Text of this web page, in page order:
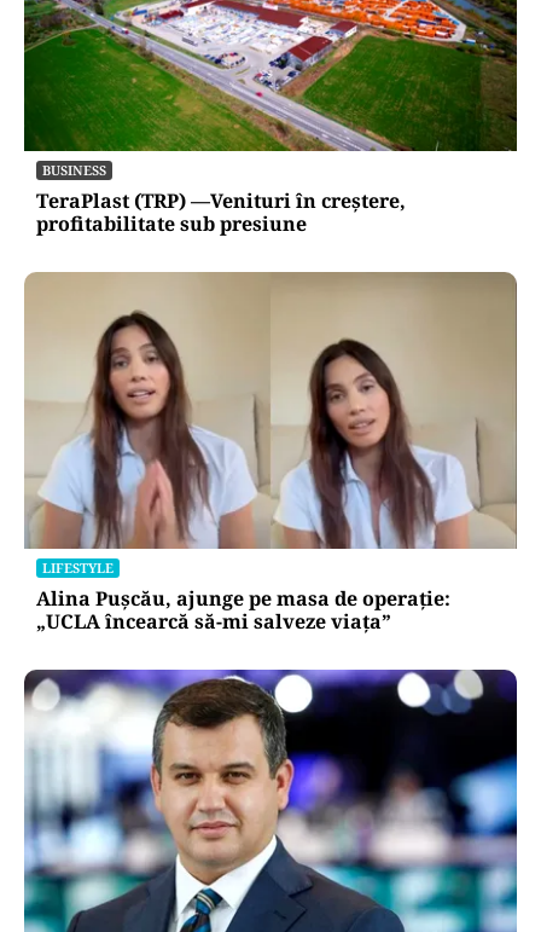
BUSINESS
TeraPlast (TRP) —Venituri în creștere,
profitabilitate sub presiune
LIFESTYLE
Alina Pușcău, ajunge pe masa de operație:
„UCLA încearcă să-mi salveze viața”